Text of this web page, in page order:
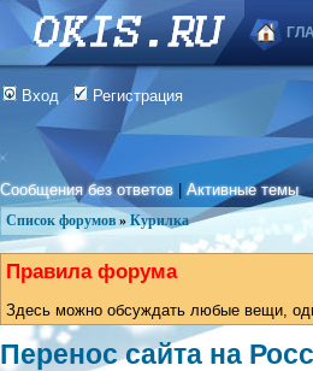
Вход Регистрация
Сообщения без ответов |Активные темы
Список форумов » Курилка
Правила форума
Здесь можно обсуждать любые вещи,
Перенос сайта на